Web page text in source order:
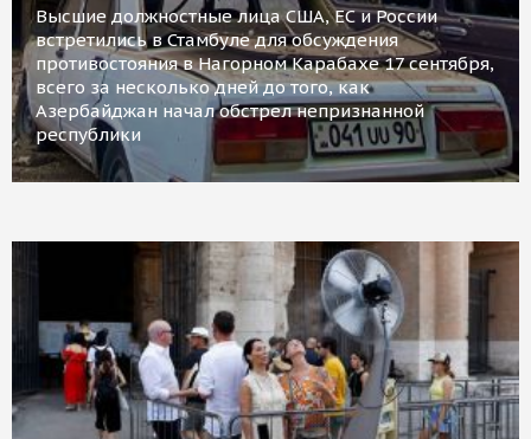
Высшие должностные лица США, ЕС и России
встретились в Стамбуле для обсуждения
противостояния в Нагорном Карабахе 17 сентября,
всего за несколько дней до того, как
Азербайджан начал обстрел непризнанной
республики